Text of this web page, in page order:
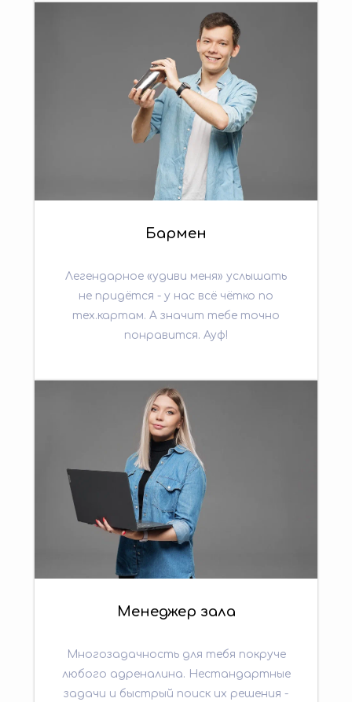
Бармен
Легендарное «удиви меня» услышать
не придётся - у нас всё чётко по
тех.картам. А значит тебе точно
понравится. Ауф!
Менеджер зала
Многозадачность для тебя покруче
любого адреналина. Нестандартные
задачи и быстрый поиск их решения -